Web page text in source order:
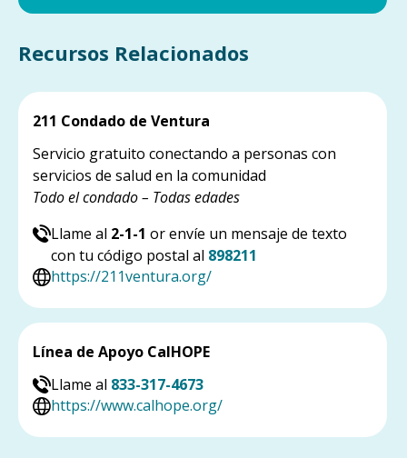
Recursos Relacionados
211 Condado de Ventura
Servicio gratuito conectando a personas con
servicios de salud en la comunidad
Todo el condado – Todas edades
Llame al 2-1-1 or envíe un mensaje de texto
con tu código postal al 898211
https://211ventura.org/
Línea de Apoyo CalHOPE
Llame al 833-317-4673
https://www.calhope.org/